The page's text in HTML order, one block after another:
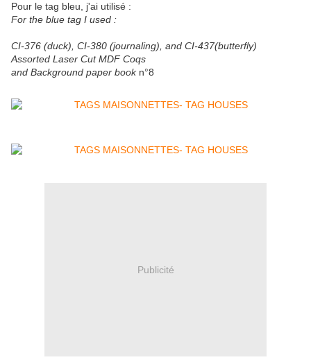
Pour le tag bleu, j'ai utilisé :
For the blue tag I used :
CI-376 (duck), CI-380 (journaling), and CI-437(butterfly)
Assorted Laser Cut MDF Coqs
and Background paper bookn°8
Publicité